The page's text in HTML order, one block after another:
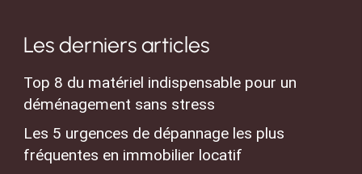
Les derniers articles
Top 8 du matériel indispensable pour un
déménagement sans stress
Les 5 urgences de dépannage les plus
fréquentes en immobilier locatif